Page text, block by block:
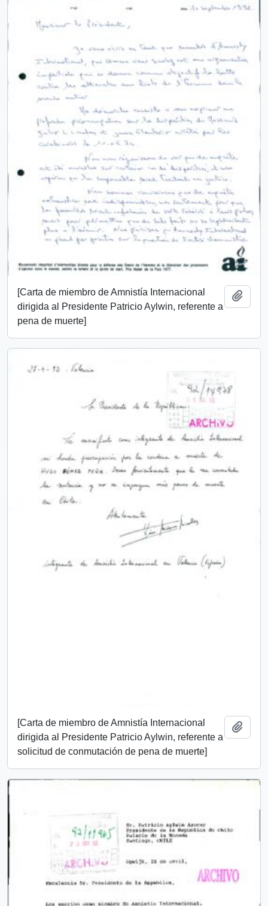
[Carta de miembro de Amnistía Internacional
dirigida al Presidente Patricio Aylwin, referente a
pena de muerte]
[Carta de miembro de Amnistía Internacional
dirigida al Presidente Patricio Aylwin, referente a
solicitud de conmutación de pena de muerte]